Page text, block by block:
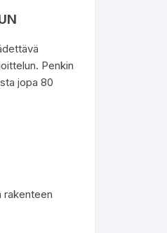
Penkin
jopa 80
rakenteen